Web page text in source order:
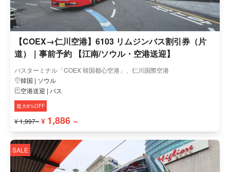
【COEX→仁川空港】6103 リムジンバス割引券（片
道）｜事前予約 【江南/ソウル・空港送迎】
バスターミナル「COEX 韓国都心空港」、仁川国際空港
韓国 | ソウル
空港送迎 | バス
最大6%OFF
¥ 1,997~ ¥ 1,886 ~
SALE